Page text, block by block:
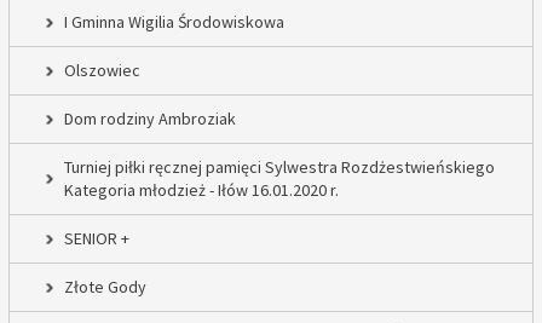
I Gminna Wigilia Środowiskowa
Olszowiec
Dom rodziny Ambroziak
Turniej piłki ręcznej pamięci Sylwestra Rozdżestwieńskiego
Kategoria młodzież - Iłów 16.01.2020 r.
SENIOR +
Złote Gody